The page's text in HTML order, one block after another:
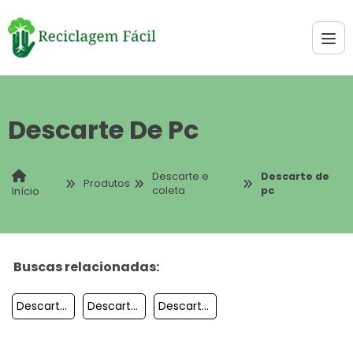
Descarte De Pc
Início
Produtos
Descarte e
coleta
Descarte de
pc
Buscas relacionadas:
Descarte De Data Centers Descarte De Eletrônicos SP Descarte De Hd